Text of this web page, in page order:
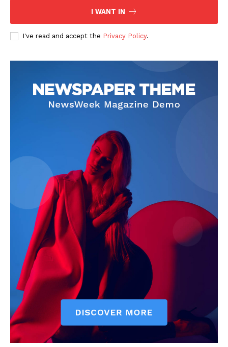
Subscription Plans
My account
I WANT IN
I've read and accept the Privacy Policy.